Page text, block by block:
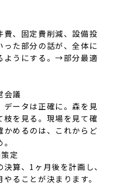
、固定費削減、設備投
た部分の話が、全体に
ようにする。→部分最適
会議
ータは正確に。森を見
を見る。現場を見て確
めるのは、これからど
定
算、1ヶ月後を計画し、
ることが決まります。